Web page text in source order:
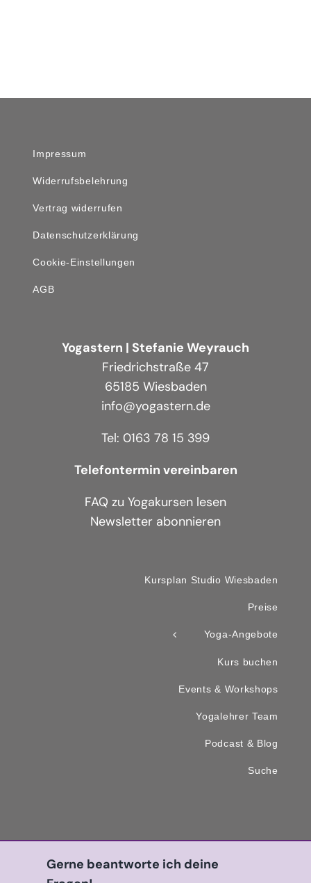
Impressum
Widerrufsbelehrung
Vertrag widerrufen
Datenschutzerklärung
Cookie-Einstellungen
AGB
Yogastern | Stefanie Weyrauch
Friedrichstraße 47
65185 Wiesbaden
info@yogastern.de
Tel: 0163 78 15 399
Telefontermin vereinbaren
FAQ zu Yogakursen lesen
Newsletter abonnieren
Kursplan Studio Wiesbaden
Preise
Yoga-Angebote
Kurs buchen
Events & Workshops
Yogalehrer Team
Podcast & Blog
Suche
Gerne beantworte ich deine